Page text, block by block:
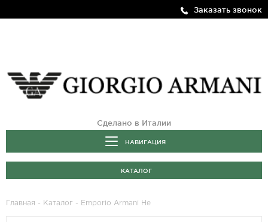
Заказать звонок
Сделано в Италии
НАВИГАЦИЯ
КАТАЛОГ
Главная - Каталог - Emporio Armani He